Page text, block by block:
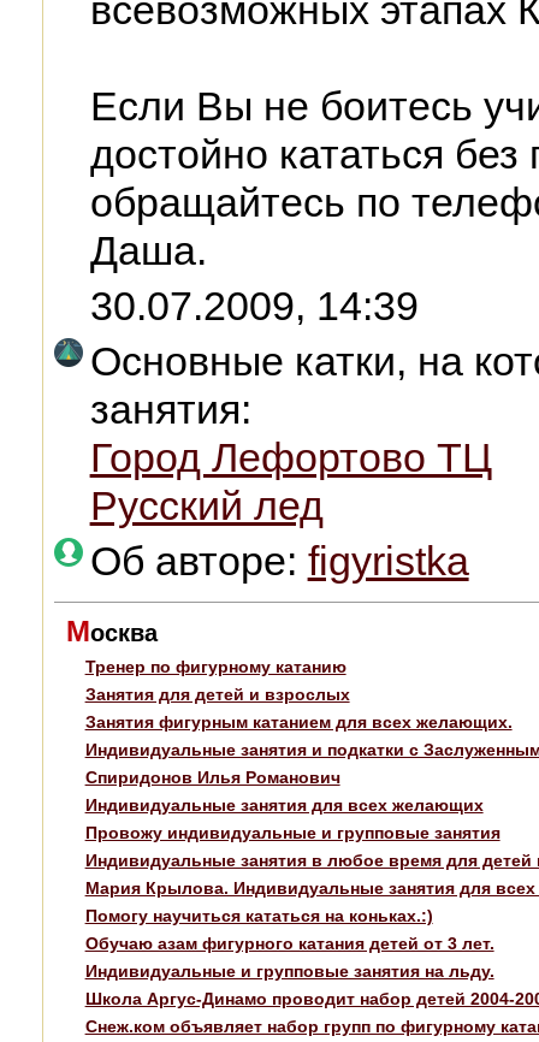
всевозможных этапах
Если Вы не боитесь
достойно кататься
обращайтесь по
Даша.
30.07.2009, 14:39
Основные катки, на
занятия:
Город Лефортово ТЦ
Русский лед
Об авторе: figyristka
Москва
Тренер по фигурному катанию
Занятия для детей и взрослых
Занятия фигурным катанием для всех желающих.
Индивидуальные занятия и подкатки с
Спиридонов Илья Романович
Индивидуальные занятия для всех желающих
Провожу индивидуальные и групповые занятия
Индивидуальные занятия в любое время для
Мария Крылова. Индивидуальные занятия для
Помогу научиться кататься на коньках.:)
Обучаю азам фигурного катания детей от 3 лет.
Индивидуальные и групповые занятия на льду.
Школа Аргус-Динамо проводит набор детей 2004-
Снеж.ком объявляет набор групп по фигурному